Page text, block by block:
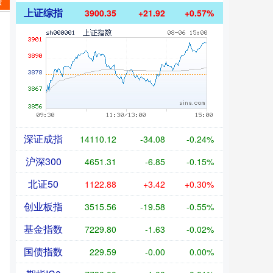
上证综指 3900.35 +21.92 +0.57%
深证成指 14110.12 -34.08 -0.24%
沪深300 4651.31 -6.85 -0.15%
北证50 1122.88 +3.42 +0.30%
创业板指 3515.56 -19.58 -0.55%
基金指数 7229.80 -1.63 -0.02%
国债指数 229.59 -0.00 0.00%